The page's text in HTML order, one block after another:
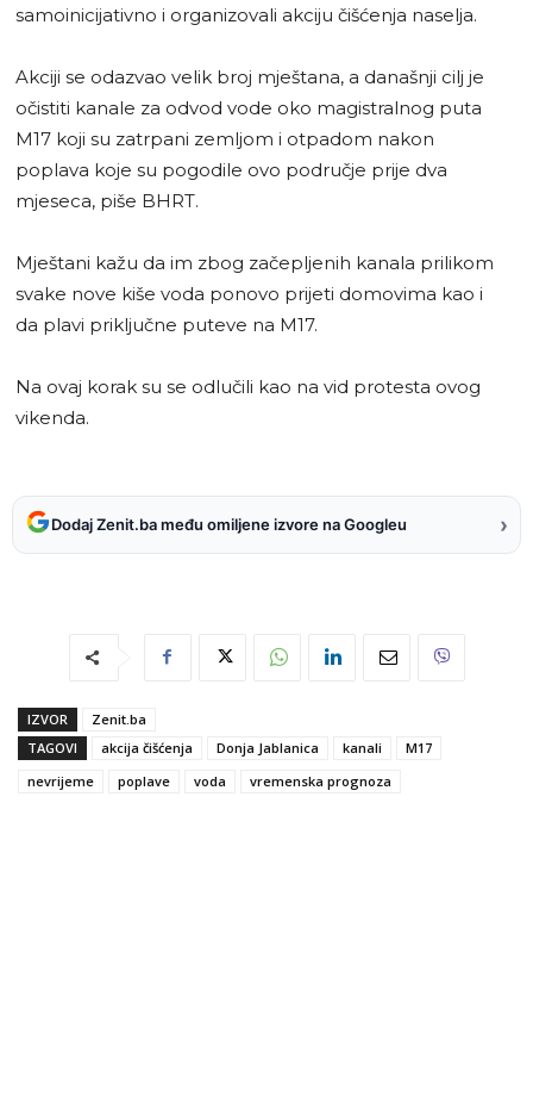
samoinicijativno i organizovali akciju čišćenja naselja.
Akciji se odazvao velik broj mještana, a današnji cilj je
očistiti kanale za odvod vode oko magistralnog puta
M17 koji su zatrpani zemljom i otpadom nakon
poplava koje su pogodile ovo područje prije dva
mjeseca, piše BHRT.
Mještani kažu da im zbog začepljenih kanala prilikom
svake nove kiše voda ponovo prijeti domovima kao i
da plavi priključne puteve na M17.
Na ovaj korak su se odlučili kao na vid protesta ovog
vikenda.
Dodaj Zenit.ba među omiljene izvore na Googleu ›
IZVOR
Zenit.ba
TAGOVI
akcija čišćenja Donja Jablanica kanali
M17
nevrijeme
poplave voda vremenska prognoza